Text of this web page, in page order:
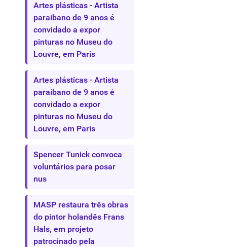
Artes plásticas - Artista
paraibano de 9 anos é
convidado a expor
pinturas no Museu do
Louvre, em Paris
Artes plásticas - Artista
paraibano de 9 anos é
convidado a expor
pinturas no Museu do
Louvre, em Paris
Spencer Tunick convoca
voluntários para posar
nus
MASP restaura três obras
do pintor holandês Frans
Hals, em projeto
patrocinado pela